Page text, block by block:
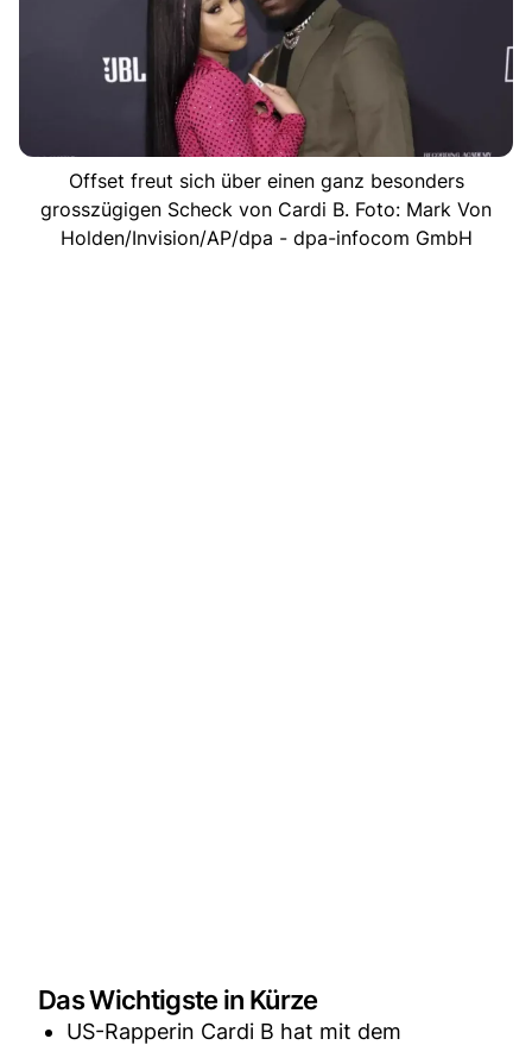
Offset freut sich über einen ganz besonders
grosszügigen Scheck von Cardi B. Foto: Mark Von
Holden/Invision/AP/dpa - dpa-infocom GmbH
Das Wichtigste in Kürze
US-Rapperin Cardi B hat mit dem